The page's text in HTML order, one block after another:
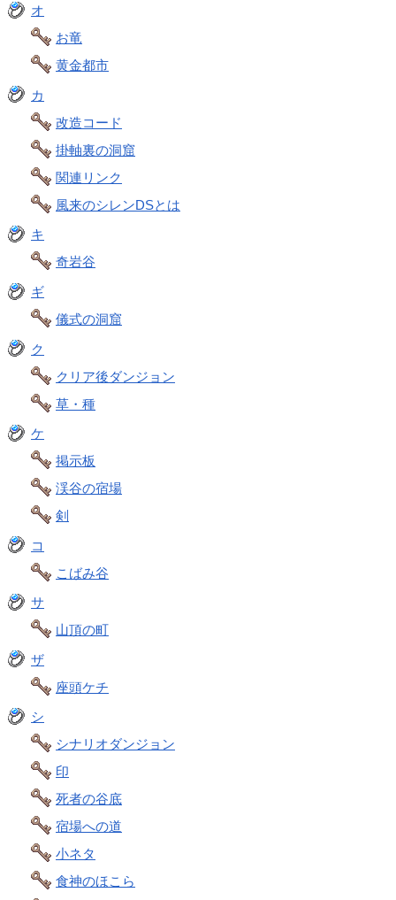
オ
お竜
黄金都市
カ
改造コード
掛軸裏の洞窟
関連リンク
風来のシレンDSとは
キ
奇岩谷
ギ
儀式の洞窟
ク
クリア後ダンジョン
草・種
ケ
掲示板
渓谷の宿場
剣
コ
こばみ谷
サ
山頂の町
ザ
座頭ケチ
シ
シナリオダンジョン
印
死者の谷底
宿場への道
小ネタ
食神のほこら